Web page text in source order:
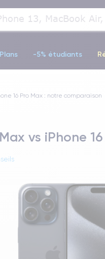
-5% étudiants
16 Pro Max : notre comparaison
vs iPhone